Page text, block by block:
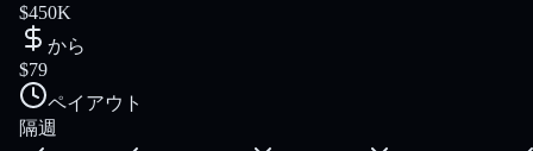
$450K
から
$79
ペイアウト
隔週